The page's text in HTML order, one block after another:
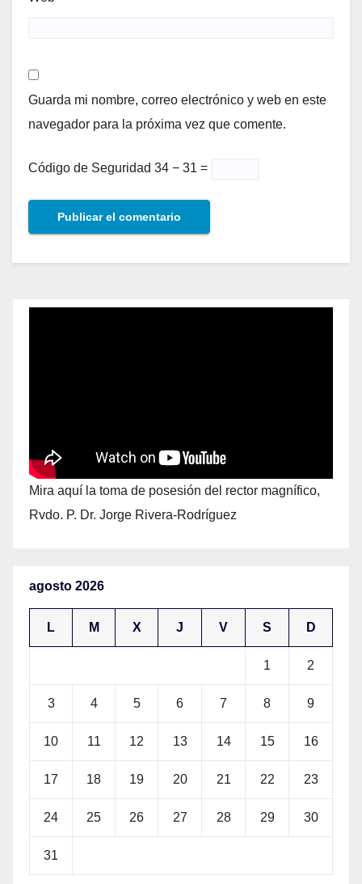
Guarda mi nombre, correo electrónico y web en este
navegador para la próxima vez que comente.
Código de Seguridad 34 − 31 =
Mira aquí la toma de posesión del rector magnífico,
Rvdo. P. Dr. Jorge Rivera-Rodríguez
agosto 2026
L M X J V S D
1 2
3 4 5 6 7 8 9
10 11 12 13 14 15 16
17 18 19 20 21 22 23
24 25 26 27 28 29 30
31